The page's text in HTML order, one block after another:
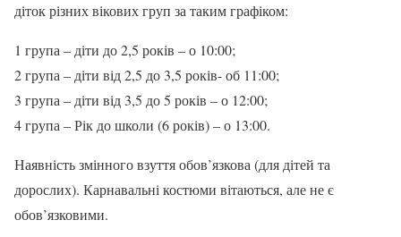
діток різних вікових груп за таким графіком:
1 група – діти до 2,5 років – о 10:00;
2 група – діти від 2,5 до 3,5 років- об 11:00;
3 група – діти від 3,5 до 5 років – о 12:00;
4 група – Рік до школи (6 років) – о 13:00.
Наявність змінного взуття обов’язкова (для дітей та
дорослих). Карнавальні костюми вітаються, але не є
обов’язковими.